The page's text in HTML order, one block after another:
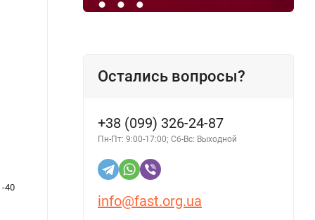
-40
Остались вопросы?
+38 (099) 326-24-87
Пн-Пт: 9:00-17:00; Сб-Вс: Выходной
info@fast.org.ua